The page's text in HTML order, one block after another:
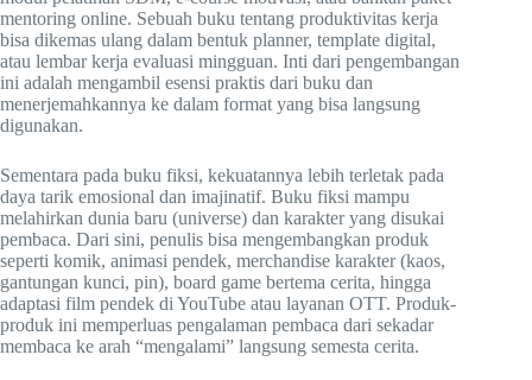
mentoring online. Sebuah buku tentang produktivitas kerja
bisa dikemas ulang dalam bentuk planner, template digital,
atau lembar kerja evaluasi mingguan. Inti dari pengembangan
ini adalah mengambil esensi praktis dari buku dan
menerjemahkannya ke dalam format yang bisa langsung
digunakan.
Sementara pada buku fiksi, kekuatannya lebih terletak pada
daya tarik emosional dan imajinatif. Buku fiksi mampu
melahirkan dunia baru (universe) dan karakter yang disukai
pembaca. Dari sini, penulis bisa mengembangkan produk
seperti komik, animasi pendek, merchandise karakter (kaos,
gantungan kunci, pin), board game bertema cerita, hingga
adaptasi film pendek di YouTube atau layanan OTT. Produk-
produk ini memperluas pengalaman pembaca dari sekadar
membaca ke arah “mengalami” langsung semesta cerita.